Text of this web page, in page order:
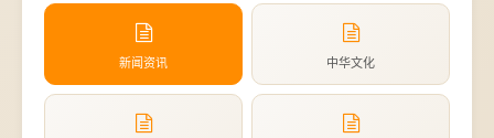
新闻资讯 中华文化